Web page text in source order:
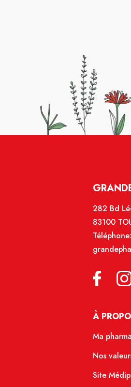
282 Bd
83100
Téléphone:
À
Ma
Nos
Site